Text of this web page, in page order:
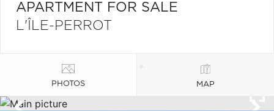
APARTMENT FOR SALE
L'ÎLE-PERROT
PHOTOS MAP